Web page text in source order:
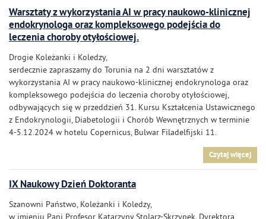
Warsztaty z wykorzystania AI w pracy naukowo-klinicznej
endokrynologa oraz kompleksowego podejścia do
leczenia choroby otyłościowej.
Drogie Koleżanki i Koledzy,
serdecznie zapraszamy do Torunia na 2 dni warsztatów z
wykorzystania AI w pracy naukowo-klinicznej endokrynologa oraz
kompleksowego podejścia do leczenia choroby otyłościowej,
odbywających się w przeddzień 31. Kursu Kształcenia Ustawicznego
z Endokrynologii, Diabetologii i Chorób Wewnętrznych w terminie
4-5.12.2024 w hotelu Copernicus, Bulwar Filadelfijski 11.
Czytaj więcej
IX Naukowy Dzień Doktoranta
Szanowni Państwo, Koleżanki i Koledzy,